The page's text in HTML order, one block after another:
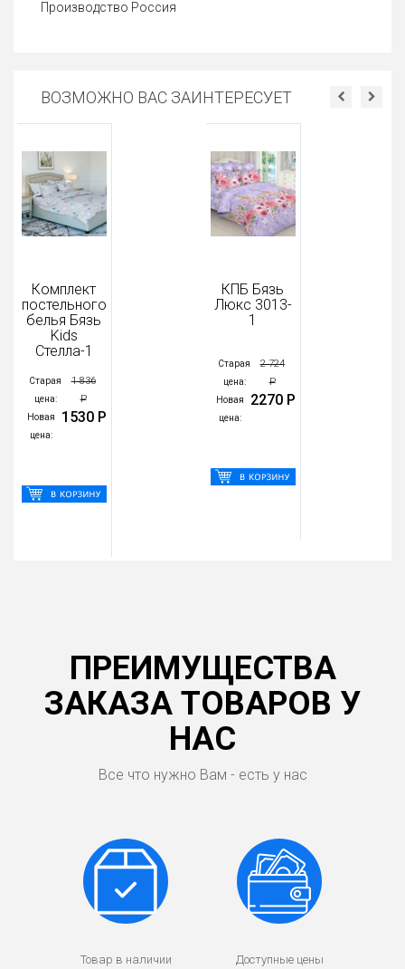
Производство Россия
ВОЗМОЖНО ВАС ЗАИНТЕРЕСУЕТ
Комплект
постельного
белья Бязь
Kids
Стелла-1
Старая
цена:
1 836
Новая
цена:
1530 Р
КПБ Бязь
Люкс 3013-
Старая
цена:
2 724
Новая
цена:
2270 Р
ПРЕИМУЩЕСТВА
ЗАКАЗА ТОВАРОВ У
НАС
Все что нужно Вам - есть у нас
Товар в наличии
Доступные цены